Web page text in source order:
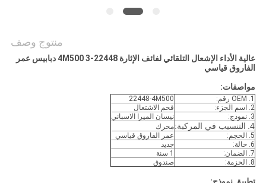
منتوج وصف
عالية الأداء الإشعال التلقائي لفائف الإثارة 22448-4M500 3 دبابيس عمر
الفاروق قياسي
مواصفات:
1. OEM رقم:
22448-4M500
2. اسم الجزء:
فحم الاشتعال
3. نموذج:
نيسان الميرا الاسباني
4. التنسيب في المركبة:محرك
5. الحجم:
عمر الفاروق قياسي
6. حالة:
جديد
7. الضمان:
1 سنة
8. الحزمة:
صندوق